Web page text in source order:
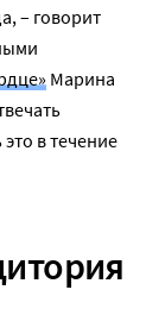
– говорит
Марина
в течение